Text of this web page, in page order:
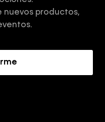
nuevos productos,